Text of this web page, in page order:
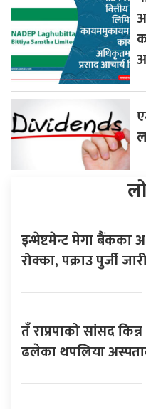
इन्भेष्टमेन्ट मेगा बैंकका
रोक्का, पक्राउ पुर्जी जारी
तँ राप्रपाको सांसद
ढलेका थपलिया